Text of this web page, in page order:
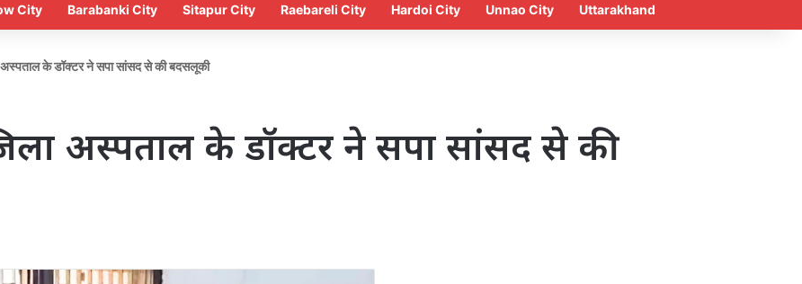
City Barabanki City Sitapur City Raebareli City Hardoi City Unnao City Uttarakhand
अस्पताल के डॉक्टर ने सपा सांसद से की बदसलूकी
अस्पताल के डॉक्टर ने सपा सांसद से की